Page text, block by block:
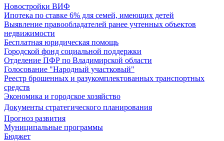
Новостройки ВИФ
Ипотека по ставке 6% для семей, имеющих детей
Выявление правообладателей ранее учтенных объектов
недвижимости
Бесплатная юридическая помощь
Городской фонд социальной поддержки
Отделение ПФР по Владимирской области
Голосование "Народный участковый"
Реестр брошенных и разукомплектованных транспортных
средств
Экономика и городское хозяйство
Документы стратегического планирования
Прогноз развития
Муниципальные программы
Бюджет